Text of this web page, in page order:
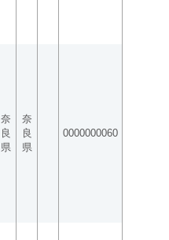
奈
良
県
奈
良
県
0000000060